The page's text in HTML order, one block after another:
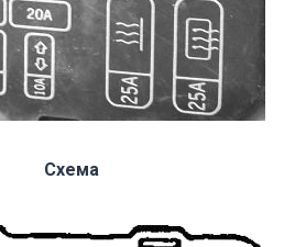
Схема